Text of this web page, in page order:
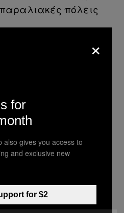
πόλεις
αυτού του
να δείξεις με
ξέρω ότι ήθελες
κουλτούρα και
στο Ισραήλ. Μήπως
αποτελεί μία
με την αισθητική
να ενδιαφέρομαι
και τη νοσταλγία
πόλεις του Ισραήλ,
×
for
also gives you access to
and exclusive new
for $2